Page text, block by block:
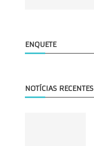
ENQUETE
NOTÍCIAS RECENTES